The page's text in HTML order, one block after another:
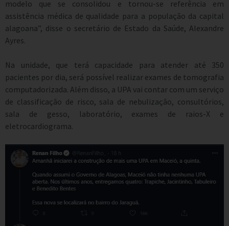
modelo que se consolidou e tornou-se referência em
assistência médica de qualidade para a população da capital
alagoana”, disse o secretário de Estado da Saúde, Alexandre
Ayres.
Na unidade, que terá capacidade para atender até 350
pacientes por dia, será possível realizar exames de tomografia
computadorizada. Além disso, a UPA vai contar com um serviço
de classificação de risco, sala de nebulização, consultórios,
sala de gesso, laboratório, exames de raios-X e
eletrocardiograma.